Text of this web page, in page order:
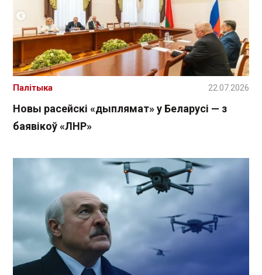
Новы расейскі «дыплямат» у Беларусі — з
баявікоў «ЛНР»
Палітыка 22.07.2026